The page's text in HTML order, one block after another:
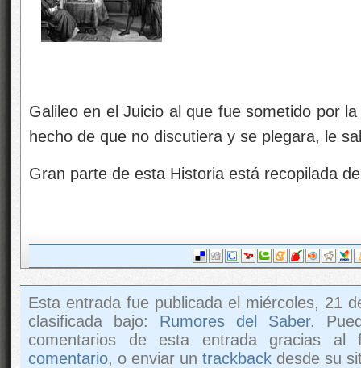
Galileo en el Juicio al que fue sometido por
hecho de que no discutiera y se plegara, le
Gran parte de esta Historia está recopilada
Esta entrada fue publicada el miércoles, 21
clasificada bajo: Rumores del Saber.
comentarios de esta entrada gracias
comentario, o enviar un trackback desde su